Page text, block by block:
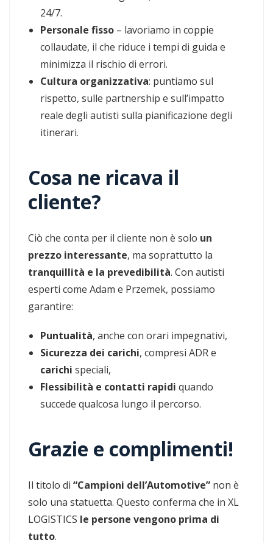
24/7.
Personale fisso – lavoriamo in coppie
collaudate, il che riduce i tempi di guida e
minimizza il rischio di errori.
Cultura organizzativa: puntiamo sul
rispetto, sulle partnership e sull’impatto
reale degli autisti sulla pianificazione degli
itinerari.
Cosa ne ricava il
cliente?
Ciò che conta per il cliente non è solo un
prezzo interessante, ma soprattutto la
tranquillità e la prevedibilità. Con autisti
esperti come Adam e Przemek, possiamo
garantire:
Puntualità, anche con orari impegnativi,
Sicurezza dei carichi, compresi ADR e
carichi speciali,
Flessibilità e contatti rapidi quando
succede qualcosa lungo il percorso.
Grazie e complimenti!
Il titolo di “Campioni dell’Automotive” non è
solo una statuetta. Questo conferma che in XL
LOGISTICS le persone vengono prima di
tutto.